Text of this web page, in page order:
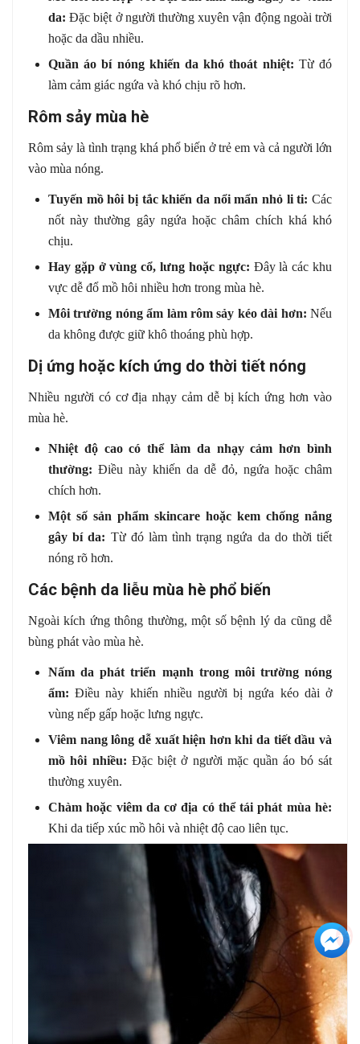
da: Đặc biệt ở người thường xuyên vận động ngoài trời
hoặc da dầu nhiều.
Quần áo bí nóng khiến da khó thoát nhiệt: Từ đó
làm cảm giác ngứa và khó chịu rõ hơn.
Rôm sảy mùa hè
Rôm sảy là tình trạng khá phổ biến ở trẻ em và cả người lớn
vào mùa nóng.
Tuyến mồ hôi bị tắc khiến da nổi mẩn nhỏ li ti: Các
nốt này thường gây ngứa hoặc châm chích khá khó
chịu.
Hay gặp ở vùng cổ, lưng hoặc ngực: Đây là các khu
vực dễ đổ mồ hôi nhiều hơn trong mùa hè.
Môi trường nóng ẩm làm rôm sảy kéo dài hơn: Nếu
da không được giữ khô thoáng phù hợp.
Dị ứng hoặc kích ứng do thời tiết nóng
Nhiều người có cơ địa nhạy cảm dễ bị kích ứng hơn vào
mùa hè.
Nhiệt độ cao có thể làm da nhạy cảm hơn bình
thường: Điều này khiến da dễ đỏ, ngứa hoặc châm
chích hơn.
Một số sản phẩm skincare hoặc kem chống nắng
gây bí da: Từ đó làm tình trạng ngứa da do thời tiết
nóng rõ hơn.
Các bệnh da liễu mùa hè phổ biến
Ngoài kích ứng thông thường, một số bệnh lý da cũng dễ
bùng phát vào mùa hè.
Nấm da phát triển mạnh trong môi trường nóng
ẩm: Điều này khiến nhiều người bị ngứa kéo dài ở
vùng nếp gấp hoặc lưng ngực.
Viêm nang lông dễ xuất hiện hơn khi da tiết dầu và
mồ hôi nhiều: Đặc biệt ở người mặc quần áo bó sát
thường xuyên.
Chàm hoặc viêm da cơ địa có thể tái phát mùa hè:
Khi da tiếp xúc mồ hôi và nhiệt độ cao liên tục.
+3